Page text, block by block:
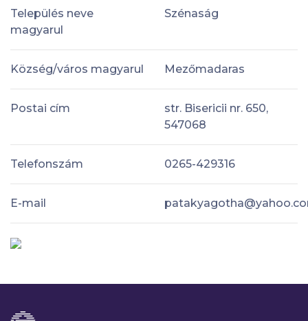
Település neve
magyarul
Szénaság
Község/város magyarul Mezőmadaras
Postai cím
str. Bisericii nr. 650,
547068
Telefonszám 0265-429316
E-mail